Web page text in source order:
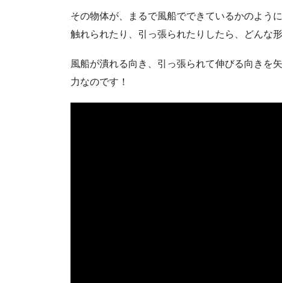
その物体が、まるで風船でできているかのよう
触れられたり、引っ張られたりしたら、どんな
風船が潰れる向き、引っ張られて伸びる向きを
力なのです！